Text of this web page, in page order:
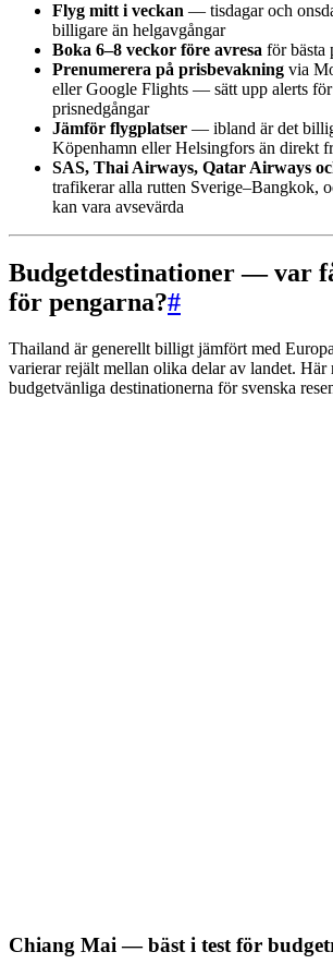
Flyg mitt i veckan — tisdagar och
billigare än helgavgångar
Boka 6–8 veckor före avresa för bästa
Prenumerera på prisbevakning via
eller Google Flights — sätt upp alerts
prisnedgångar
Jämför flygplatser — ibland är det
Köpenhamn eller Helsingfors än direkt
SAS, Thai Airways, Qatar Airways
trafikerar alla rutten Sverige–Bangkok,
kan vara avsevärda
Budgetdestinationer — var
för pengarna?#
Thailand är generellt billigt jämfört med
varierar rejält mellan olika delar av landet. Här
budgetvänliga destinationerna för svenska
Chiang Mai — bäst i test för